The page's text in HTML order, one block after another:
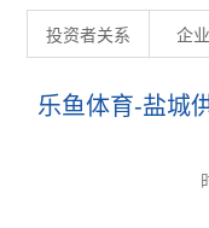
投资者关系 企
乐鱼体育-盐城